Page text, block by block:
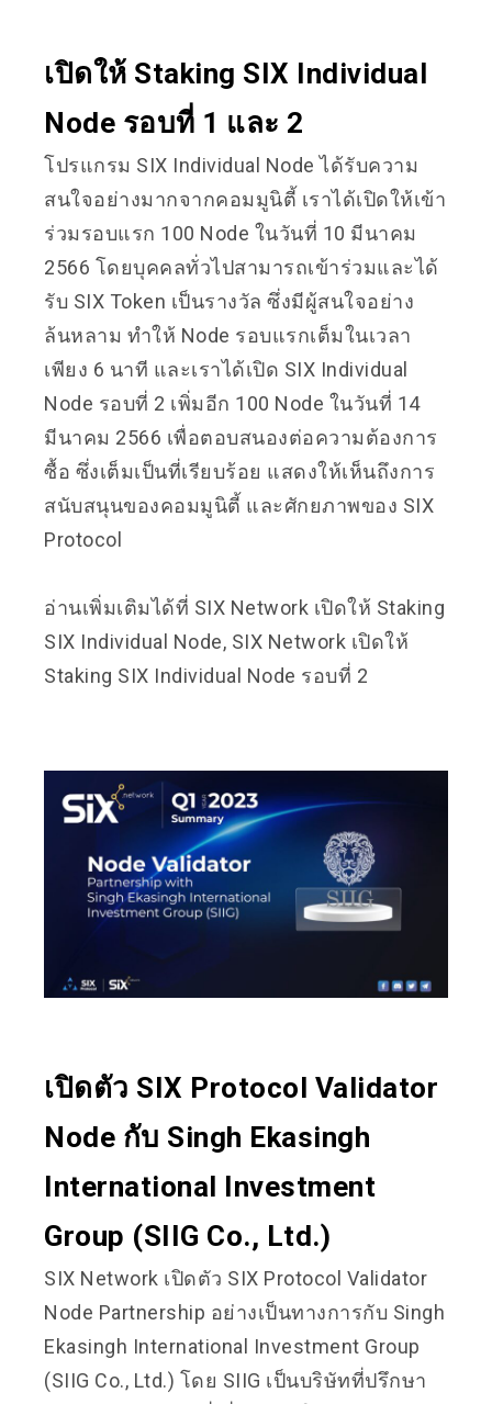
เปิดให้ Staking SIX Individual
Node รอบที่ 1 และ 2
โปรแกรม SIX Individual Node ได้รับความ
สนใจอย่างมากจากคอมมูนิตี้ เราได้เปิดให้เข้า
ร่วมรอบแรก 100 Node ในวันที่ 10 มีนาคม
2566 โดยบุคคลทั่วไปสามารถเข้าร่วมและได้
รับ SIX Token เป็นรางวัล ซึ่งมีผู้สนใจอย่าง
ล้นหลาม ทำให้ Node รอบแรกเต็มในเวลา
เพียง 6 นาที และเราได้เปิด SIX Individual
Node รอบที่ 2 เพิ่มอีก 100 Node ในวันที่ 14
มีนาคม 2566 เพื่อตอบสนองต่อความต้องการ
ซื้อ ซึ่งเต็มเป็นที่เรียบร้อย แสดงให้เห็นถึงการ
สนับสนุนของคอมมูนิตี้ และศักยภาพของ SIX
Protocol
อ่านเพิ่มเติมได้ที่ SIX Network เปิดให้ Staking
SIX Individual Node, SIX Network เปิดให้
Staking SIX Individual Node รอบที่ 2
เปิดตัว SIX Protocol Validator
Node กับ Singh Ekasingh
International Investment
Group (SIIG Co., Ltd.)
SIX Network เปิดตัว SIX Protocol Validator
Node Partnership อย่างเป็นทางการกับ Singh
Ekasingh International Investment Group
(SIIG Co., Ltd.) โดย SIIG เป็นบริษัทที่ปรึกษา